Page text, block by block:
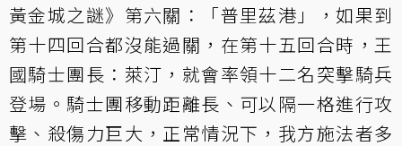
黃金城之謎》第六關：「普里茲港」，如果到
第十四回合都沒能過關，在第十五回合時，王
國騎士團長：萊汀，就會率領十二名突擊騎兵
登場。騎士團移動距離長、可以隔一格進行攻
擊、殺傷力巨大，正常情況下，我方施法者多